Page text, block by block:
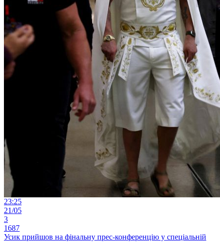
23:25
21/05
3
1687
Усик прийшов на фінальну прес-конференцію у спеціальній